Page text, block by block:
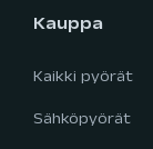
Kauppa
Kaikki pyörät
Sähköpyörät